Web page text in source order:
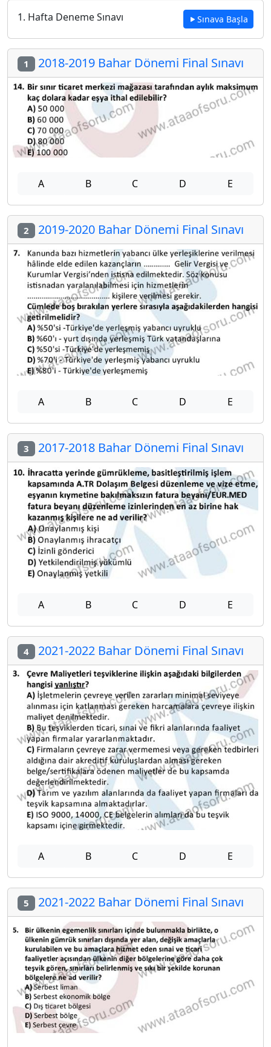
1. Hafta Deneme Sınavı Sınava Başla
1 2018-2019 Bahar Dönemi Final Sınavı
A B C D E
2 2019-2020 Bahar Dönemi Final Sınavı
A B C D E
3 2017-2018 Bahar Dönemi Final Sınavı
A B C D E
4 2021-2022 Bahar Dönemi Final Sınavı
A B C D E
5 2021-2022 Bahar Dönemi Final Sınavı